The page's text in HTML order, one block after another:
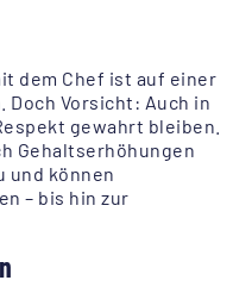
dem Chef ist auf einer
Vorsicht: Auch in
gewahrt bleiben.
Gehaltserhöhungen
und können
– bis hin zur